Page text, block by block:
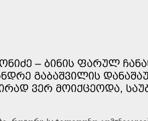
– ᲑᲘᲜᲘᲡ ᲤᲐᲠᲣᲚ
ᲒᲐᲑᲐᲨᲕᲘᲚᲘᲡ
ᲕᲔᲠ ᲛᲝᲘᲥᲪᲔᲝᲓᲐ,